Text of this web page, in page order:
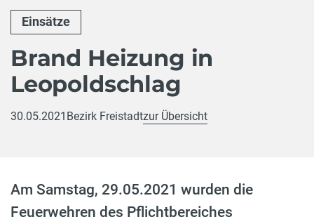
Einsätze
Brand Heizung in
Leopoldschlag
30.05.2021 Bezirk Freistadtzur Übersicht
Am Samstag, 29.05.2021 wurden die
Feuerwehren des Pflichtbereiches